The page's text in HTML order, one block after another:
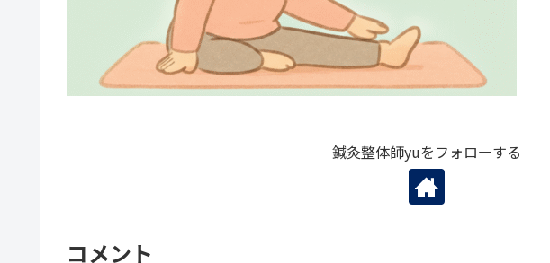
鍼灸整体師yuをフォローする
コメント